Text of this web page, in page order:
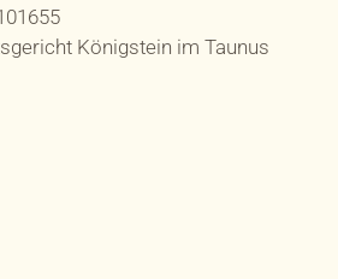
Königstein im Taunus